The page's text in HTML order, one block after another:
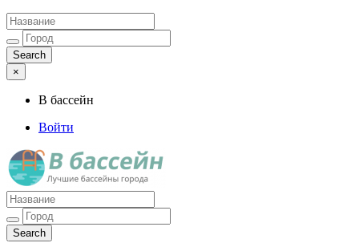
×
В бассейн
Войти
Лучшие бассейны города